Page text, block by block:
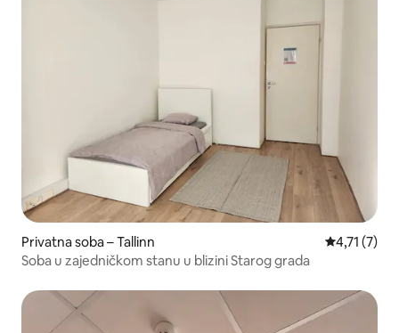
Privatna soba – Tallinn Prosječna
4,71 (7)
Soba u zajedničkom stanu u blizini Starog grada